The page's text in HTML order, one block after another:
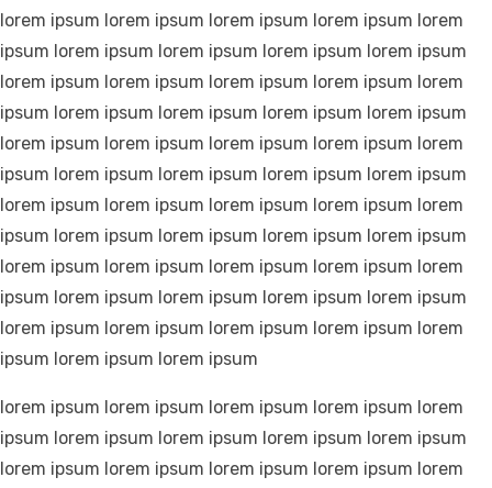
lorem ipsum lorem ipsum lorem ipsum lorem ipsum lorem
ipsum lorem ipsum lorem ipsum lorem ipsum lorem ipsum
lorem ipsum lorem ipsum lorem ipsum lorem ipsum lorem
ipsum lorem ipsum lorem ipsum lorem ipsum lorem ipsum
lorem ipsum lorem ipsum lorem ipsum lorem ipsum lorem
ipsum lorem ipsum lorem ipsum lorem ipsum lorem ipsum
lorem ipsum lorem ipsum lorem ipsum lorem ipsum lorem
ipsum lorem ipsum lorem ipsum lorem ipsum lorem ipsum
lorem ipsum lorem ipsum lorem ipsum lorem ipsum lorem
ipsum lorem ipsum lorem ipsum lorem ipsum lorem ipsum
lorem ipsum lorem ipsum lorem ipsum lorem ipsum lorem
ipsum lorem ipsum lorem ipsum
lorem ipsum lorem ipsum lorem ipsum lorem ipsum lorem
ipsum lorem ipsum lorem ipsum lorem ipsum lorem ipsum
lorem ipsum lorem ipsum lorem ipsum lorem ipsum lorem